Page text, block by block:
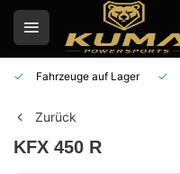
Fahrzeuge auf Lager
Zurück
KFX 450 R